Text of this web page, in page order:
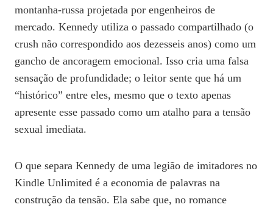
montanha-russa projetada por engenheiros de
mercado. Kennedy utiliza o passado compartilhado (o
crush não correspondido aos dezesseis anos) como um
gancho de ancoragem emocional. Isso cria uma falsa
sensação de profundidade; o leitor sente que há um
“histórico” entre eles, mesmo que o texto apenas
apresente esse passado como um atalho para a tensão
sexual imediata.
O que separa Kennedy de uma legião de imitadores no
Kindle Unlimited é a economia de palavras na
construção da tensão. Ela sabe que, no romance